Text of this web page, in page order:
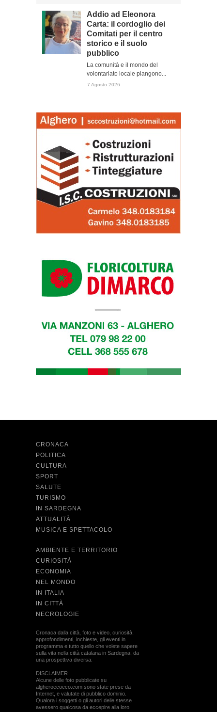
Addio ad Eleonora
Carta: il cordoglio dei
Comitati per il centro
storico e il suolo
pubblico
La comunità e il mondo del
volontariato locale piangono...
7 Agosto 2026
CRONACA
POLITICA
CULTURA
SPORT
SALUTE
TURISMO
IN SARDEGNA
ATTUALITÀ
MUSICA E SPETTACOLO
AMBIENTE E TERRITORIO
CURIOSITÀ
ECONOMIA
NEL MONDO
IN ITALIA
IN CITTÀ
NECROLOGIE
Cronaca dalla città, foto e video, curiosità,
approfondimenti, inchieste, gli eventi in
programma e tutto quello che volete sapere
sulla vita nella città catalana in Sardegna, da
una prospettiva diversa.
DISCLAIMER
Alcune delle foto pubblicate su
algheroecoeco.com sono state prese da
Internet, e valutate di pubblico dominio.
Qualora i soggetti o gli autori delle stesse
avessero qualcosa da eccepire alla loro